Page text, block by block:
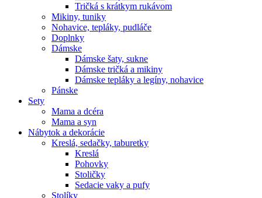
Tričká s krátkym rukávom
Mikiny, tuniky
Nohavice, tepláky, pudláče
Doplnky
Dámske
Dámske šaty, sukne
Dámske tričká a mikiny
Dámske tepláky a legíny, nohavice
Pánske
Sety
Mama a dcéra
Mama a syn
Nábytok a dekorácie
Kreslá, sedačky, taburetky
Kreslá
Pohovky
Stoličky
Sedacie vaky a pufy
Stolíky